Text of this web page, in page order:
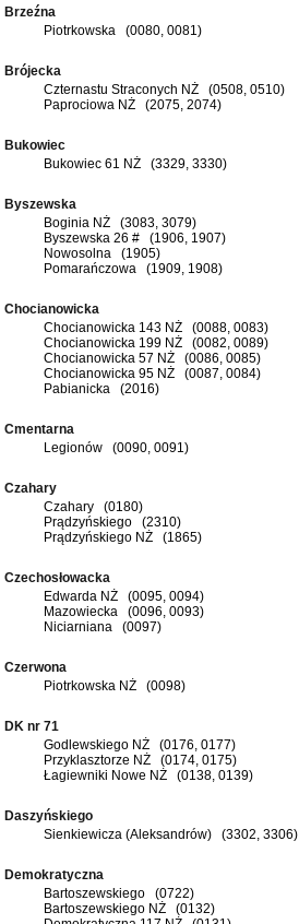
Brzeźna
Piotrkowska (0080, 0081)
Brójecka
Czternastu Straconych NŻ (0508, 0510)
Paprociowa NŻ (2075, 2074)
Bukowiec
Bukowiec 61 NŻ (3329, 3330)
Byszewska
Boginia NŻ (3083, 3079)
Byszewska 26 # (1906, 1907)
Nowosolna (1905)
Pomarańczowa (1909, 1908)
Chocianowicka
Chocianowicka 143 NŻ (0088, 0083)
Chocianowicka 199 NŻ (0082, 0089)
Chocianowicka 57 NŻ (0086, 0085)
Chocianowicka 95 NŻ (0087, 0084)
Pabianicka (2016)
Cmentarna
Legionów (0090, 0091)
Czahary
Czahary (0180)
Prądzyńskiego (2310)
Prądzyńskiego NŻ (1865)
Czechosłowacka
Edwarda NŻ (0095, 0094)
Mazowiecka (0096, 0093)
Niciarniana (0097)
Czerwona
Piotrkowska NŻ (0098)
DK nr 71
Godlewskiego NŻ (0176, 0177)
Przyklasztorze NŻ (0174, 0175)
Łagiewniki Nowe NŻ (0138, 0139)
Daszyńskiego
Sienkiewicza (Aleksandrów) (3302, 3306)
Demokratyczna
Bartoszewskiego (0722)
Bartoszewskiego NŻ (0132)